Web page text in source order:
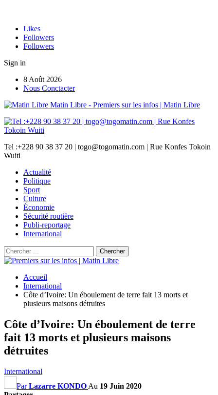
Likes
Followers
Followers
Sign in
8 Août 2026
Nous Conctacter
Matin Libre - Premiers sur les infos | Matin Libre
Tel :+228 90 38 37 20 | togo@togomatin.com | Rue Konfes Tokoin
Wuiti
Actualité
Politique
Sport
Culture
Économie
Sécurité routière
Publi-reportage
International
Accueil
International
Côte d’Ivoire: Un éboulement de terre fait 13 morts et
plusieurs maisons détruites
Côte d’Ivoire: Un éboulement de terre
fait 13 morts et plusieurs maisons
détruites
International
ParLazarre KONDO Au 19 Juin 2020